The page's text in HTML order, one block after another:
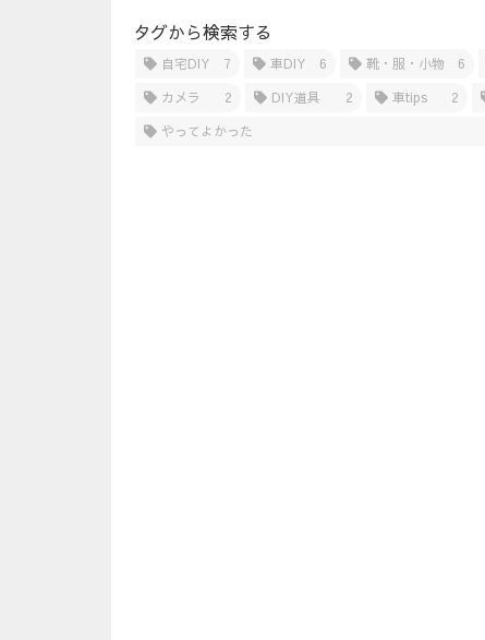
タグから検索する
自宅DIY 7 車DIY 6 靴・服・小物 6
カメラ
2 DIY道具 2 車tips 2
やってよかった